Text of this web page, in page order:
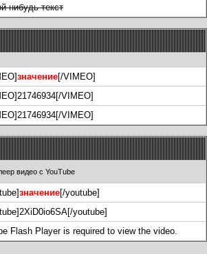
нибудь текст
значение[/VIMEO]
VIMEO]
VIMEO]
видео с YouTube
значение[/youtube]
youtube]
Flash Player is required to view the video.